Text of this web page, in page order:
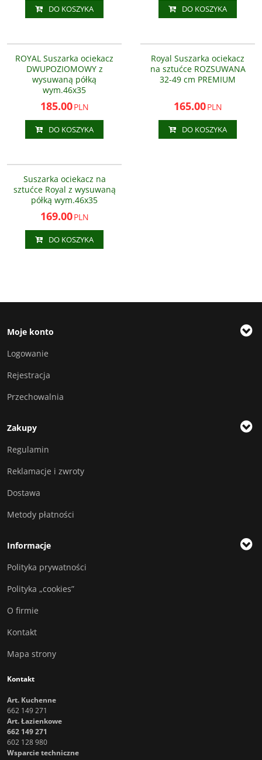
DO KOSZYKA DO KOSZYKA
ROYAL Suszarka ociekacz
DWUPOZIOMOWY z
wysuwaną półką
wym.46x35
185.00PLN
DO KOSZYKA
Royal Suszarka ociekacz
na sztućce ROZSUWANA
32-49 cm PREMIUM
165.00PLN
DO KOSZYKA
Suszarka ociekacz na
sztućce Royal z wysuwaną
półką wym.46x35
169.00PLN
DO KOSZYKA
Moje konto
Logowanie
Rejestracja
Przechowalnia
Zakupy
Regulamin
Reklamacje i zwroty
Dostawa
Metody płatności
Informacje
Polityka prywatności
Polityka „cookies”
O firmie
Kontakt
Mapa strony
Kontakt
Art. Kuchenne
662 149 271
Art. Łazienkowe
662 149 271
602 128 980
Wsparcie techniczne